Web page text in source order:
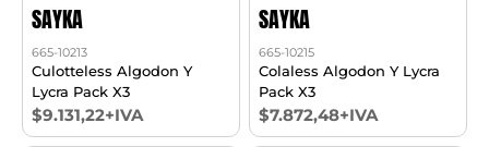
SAYKA
665-10213
Culotteless Algodon Y
Lycra Pack X3
$9.131,22+IVA
SAYKA
665-10215
Colaless Algodon Y Lycra
Pack X3
$7.872,48+IVA